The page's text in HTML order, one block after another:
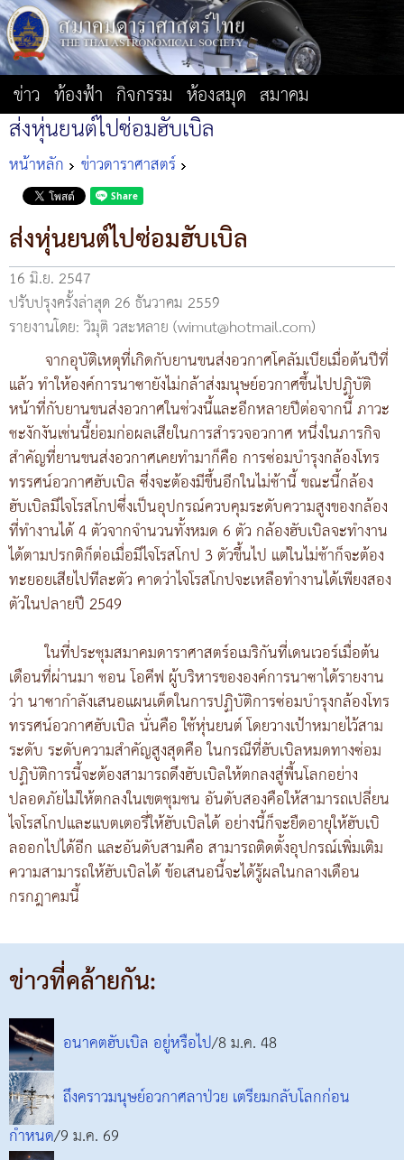
ข่าว ท้องฟ้า กิจกรรม ห้องสมุด สมาคม
ส่งหุ่นยนต์ไปซ่อมฮับเบิล
หน้าหลัก ข่าวดาราศาสตร์
ส่งหุ่นยนต์ไปซ่อมฮับเบิล
16 มิ.ย. 2547
ปรับปรุงครั้งล่าสุด 26 ธันวาคม 2559
รายงานโดย: วิมุติ วสะหลาย (wimut@hotmail.com)
จากอุบัติเหตุที่เกิดกับยานขนส่งอวกาศโคลัมเบียเมื่อต้นปีที่
แล้ว ทำให้องค์การนาซายังไม่กล้าส่งมนุษย์อวกาศขึ้นไปปฏิบัติ
หน้าที่กับยานขนส่งอวกาศในช่วงนี้และอีกหลายปีต่อจากนี้ ภาวะ
ชะงักงันเช่นนี้ย่อมก่อผลเสียในการสำรวจอวกาศ หนึ่งในภารกิจ
สำคัญที่ยานขนส่งอวกาศเคยทำมาก็คือ การซ่อมบำรุงกล้องโทร
ทรรศน์อวกาศฮับเบิล ซึ่งจะต้องมีขึ้นอีกในไม่ช้านี้ ขณะนี้กล้อง
ฮับเบิลมีไจโรสโกปซึ่งเป็นอุปกรณ์ควบคุมระดับความสูงของกล้อง
ที่ทำงานได้ 4 ตัวจากจำนวนทั้งหมด 6 ตัว กล้องฮับเบิลจะทำงาน
ได้ตามปรกติก็ต่อเมื่อมีไจโรสโกป 3 ตัวขึ้นไป แต่ในไม่ช้าก็จะต้อง
ทะยอยเสียไปทีละตัว คาดว่าไจโรสโกปจะเหลือทำงานได้เพียงสอง
ตัวในปลายปี 2549
ในที่ประชุมสมาคมดาราศาสตร์อเมริกันที่เดนเวอร์เมื่อต้น
เดือนที่ผ่านมา ชอน โอคีฟ ผู้บริหารขององค์การนาซาได้รายงาน
ว่า นาซากำลังเสนอแผนเด็ดในการปฏิบัติการซ่อมบำรุงกล้องโทร
ทรรศน์อวกาศฮับเบิล นั่นคือ ใช้หุ่นยนต์ โดยวางเป้าหมายไว้สาม
ระดับ ระดับความสำคัญสูงสุดคือ ในกรณีที่ฮับเบิลหมดทางซ่อม
ปฏิบัติการนี้จะต้องสามารถดึงฮับเบิลให้ตกลงสู่พื้นโลกอย่าง
ปลอดภัยไม่ให้ตกลงในเขตชุมชน อันดับสองคือให้สามารถเปลี่ยน
ไจโรสโกปและแบตเตอรี่ให้ฮับเบิลได้ อย่างนี้ก็จะยืดอายุให้ฮับเบิ
ลออกไปได้อีก และอันดับสามคือ สามารถติดตั้งอุปกรณ์เพิ่มเติม
ความสามารถให้ฮับเบิลได้ ข้อเสนอนี้จะได้รู้ผลในกลางเดือน
กรกฎาคมนี้
ข่าวที่คล้ายกัน:
อนาคตฮับเบิล อยู่หรือไป/8 ม.ค. 48
ถึงคราวมนุษย์อวกาศลาป่วย เตรียมกลับโลกก่อน
กำหนด/9 ม.ค. 69